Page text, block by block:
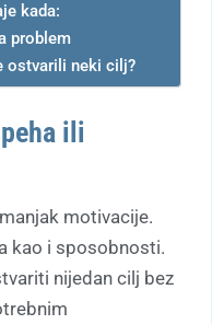
kada:
problem
ostvarili neki cilj?
ili
motivacije.
kao i sposobnosti.
nijedan cilj bez